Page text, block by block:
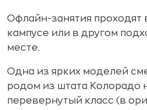
Офлайн-занятия проходят
кампусе или в другом
месте.
Одна из ярких моделей
родом из штата Колорадо
перевернутый класс (в